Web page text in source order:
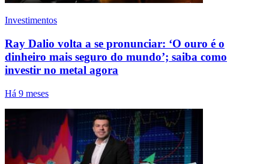
Investimentos
Ray Dalio volta a se pronunciar: ‘O ouro é o
dinheiro mais seguro do mundo’; saiba como
investir no metal agora
Há 9 meses